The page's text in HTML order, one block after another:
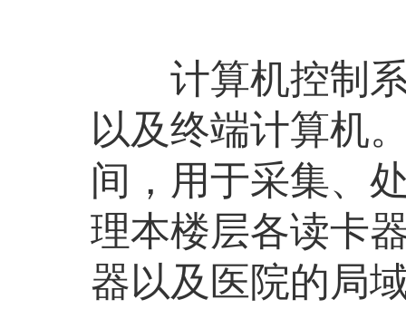
计算机控制系
以及终端计算机
间，用于采集、
理本楼层各读卡
器以及医院的局